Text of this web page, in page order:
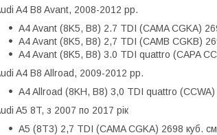
A4 B8 Avant, 2008-2012 рр.
A4 Avant (8K5, B8) 2.7 TDI (CAMA CGKA)
A4 Avant (8K5, B8) 2,7 TDI (CAMB CGKB)
A4 Avant (8K5, B8) 3.0 TDI quattro (CAPA
A4 B8 Allroad, 2009-2012 рр.
A4 Allroad (8KH, B8) 3,0 TDI quattro
A5 8T, з 2007 по 2017 рік
A5 (8T3) 2,7 TDI (CAMA CGKA) 2698 куб.